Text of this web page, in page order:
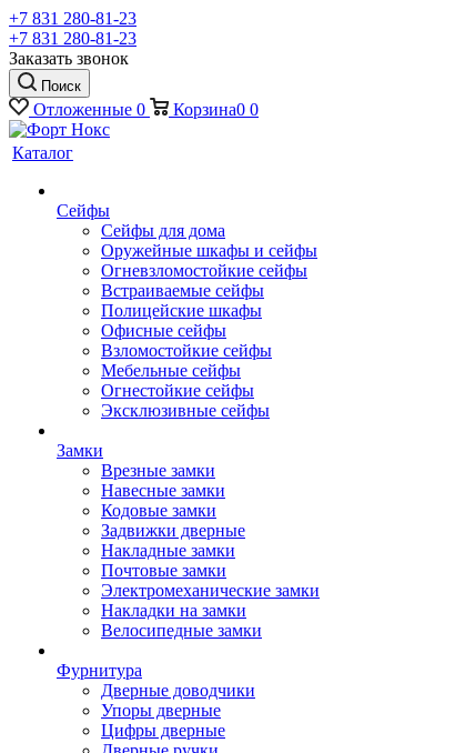
+7 831 280-81-23
+7 831 280-81-23
Заказать звонок
Поиск
Отложенные 0 Корзина0 0
Каталог
Сейфы
Сейфы для дома
Оружейные шкафы и сейфы
Огневзломостойкие сейфы
Встраиваемые сейфы
Полицейские шкафы
Офисные сейфы
Взломостойкие сейфы
Мебельные сейфы
Огнестойкие сейфы
Эксклюзивные сейфы
Замки
Врезные замки
Навесные замки
Кодовые замки
Задвижки дверные
Накладные замки
Почтовые замки
Электромеханические замки
Накладки на замки
Велосипедные замки
Фурнитура
Дверные доводчики
Упоры дверные
Цифры дверные